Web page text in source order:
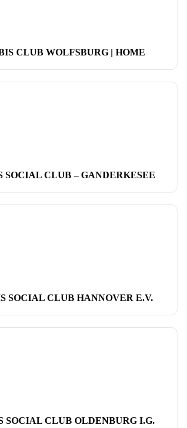
CLUB WOLFSBURG | HOME
SOCIAL CLUB – GANDERKESEE
SOCIAL CLUB HANNOVER E.V.
SOCIAL CLUB OLDENBURG I.G.